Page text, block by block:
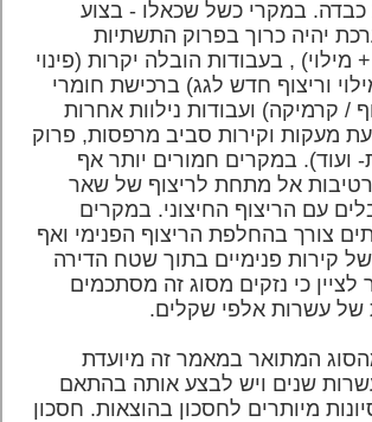
כבדה. במקרי כשל שכאלו - בצוע
יהיה כרוך בפרוק התשתיות
מילוי) , בעבודות הובלה יקרות (פינוי
וריצוף חדש לגג) ברכישת חומרי
/ קרמיקה) ועבודות נילוות אחרות
מעקות וקירות סביב מרפסות, פרוק
ועוד). במקרים חמורים יותר אף
אל מתחת לריצוף של שאר
עם הריצוף החיצוני. במקרים
צורך בהחלפת הריצוף הפנימי ואף
קירות פנימיים בתוך שטח הדירה
לציין כי נזקים מסוג זה מסתכמים
של עשרות אלפי שקלים.
המתואר במאמר זה מיועדת
שנים ויש לבצע אותה בהתאם
מיותרים לחסכון בהוצאות. חסכון